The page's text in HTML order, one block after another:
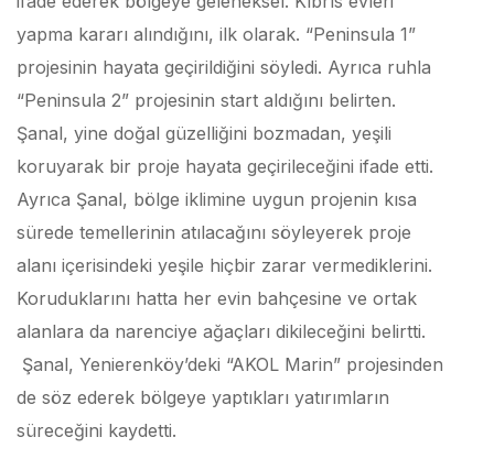
yapma kararı alındığını, ilk olarak. “Peninsula 1”
projesinin hayata geçirildiğini söyledi. Ayrıca ruhla
“Peninsula 2” projesinin start aldığını belirten.
Şanal, yine doğal güzelliğini bozmadan, yeşili
koruyarak bir proje hayata geçirileceğini ifade etti.
Ayrıca Şanal, bölge iklimine uygun projenin kısa
sürede temellerinin atılacağını söyleyerek proje
alanı içerisindeki yeşile hiçbir zarar vermediklerini.
Koruduklarını hatta her evin bahçesine ve ortak
alanlara da narenciye ağaçları dikileceğini belirtti.
Şanal, Yenierenköy’deki “AKOL Marin” projesinden
de söz ederek bölgeye yaptıkları yatırımların
süreceğini kaydetti.